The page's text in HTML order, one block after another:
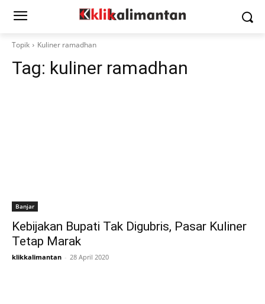
Topik Kuliner ramadhan
Tag: kuliner ramadhan
Banjar
Kebijakan Bupati Tak Digubris, Pasar Kuliner
Tetap Marak
klikkalimantan - 28 April 2020